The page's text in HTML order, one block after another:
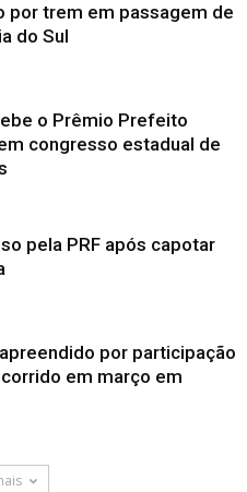
por trem em passagem de
do Sul
o Prêmio Prefeito
congresso estadual de
pela PRF após capotar
por participação
em março em